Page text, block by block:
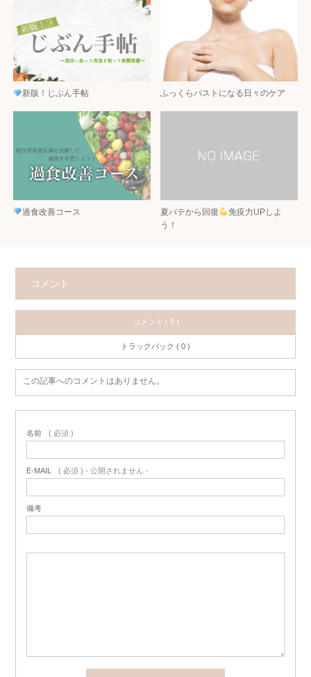
新版！じぶん手帖 ふっくらバストになる日々のケア
過食改善コース 夏バテから回復
免疫力UPしよ
う！
コメント
コメント ( 0 )
トラックバック ( 0 )
この記事へのコメントはありません。
名前 ( 必須 )
E-MAIL ( 必須 ) - 公開されません -
備考